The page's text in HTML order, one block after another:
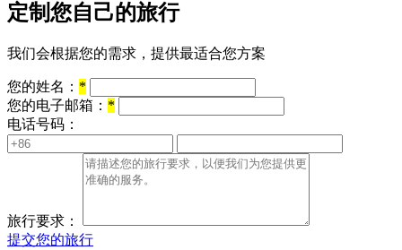
定制您自己的旅行
我们会根据您的需求，提供最适合您方案
您的姓名： *
您的电子邮箱： *
电话号码：
旅行要求：
提交您的旅行